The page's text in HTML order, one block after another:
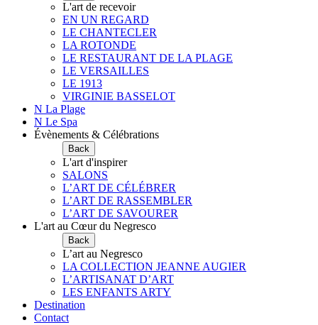
L'art de recevoir
EN UN REGARD
LE CHANTECLER
LA ROTONDE
LE RESTAURANT DE LA PLAGE
LE VERSAILLES
LE 1913
VIRGINIE BASSELOT
N La Plage
N Le Spa
Évènements & Célébrations
Back
L'art d'inspirer
SALONS
L’ART DE CÉLÉBRER
L’ART DE RASSEMBLER
L’ART DE SAVOURER
L'art au Cœur du Negresco
Back
L’art au Negresco
LA COLLECTION JEANNE AUGIER
L’ARTISANAT D’ART
LES ENFANTS ARTY
Destination
Contact